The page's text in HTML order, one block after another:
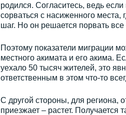
родился. Согласитесь, ведь
сорваться с насиженного места,
шаг. Но он решается порвать все
Поэтому показатели миграции
местного акимата и его акима.
уехало 50 тысяч жителей, это
ответственным в этом что-то
С другой стороны, для региона,
приезжает – растет. Получается